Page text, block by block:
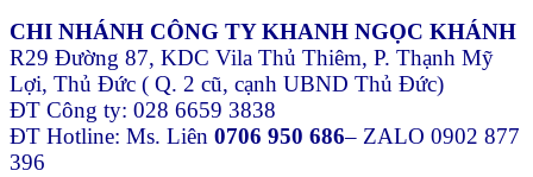
CHI NHÁNH CÔNG TY KHANH NGỌC KHÁNH
R29 Đường 87, KDC Vila Thủ Thiêm, P. Thạnh Mỹ
Lợi, Thủ Đức ( Q. 2 cũ, cạnh UBND Thủ Đức)
ĐT Công ty: 028 6659 3838
ĐT Hotline: Ms. Liên 0706 950 686– ZALO 0902 877
396